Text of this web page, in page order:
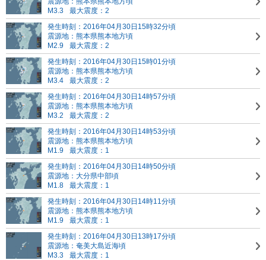
M3.3
最大震度：2
発生時刻：2016年04月30日15時32分頃
震源地：熊本県熊本地方頃
M2.9
最大震度：2
発生時刻：2016年04月30日15時01分頃
震源地：熊本県熊本地方頃
M3.4
最大震度：2
発生時刻：2016年04月30日14時57分頃
震源地：熊本県熊本地方頃
M3.2
最大震度：2
発生時刻：2016年04月30日14時53分頃
震源地：熊本県熊本地方頃
M1.9
最大震度：1
発生時刻：2016年04月30日14時50分頃
震源地：大分県中部頃
M1.8
最大震度：1
発生時刻：2016年04月30日14時11分頃
震源地：熊本県熊本地方頃
M1.9
最大震度：1
発生時刻：2016年04月30日13時17分頃
震源地：奄美大島近海頃
M3.3
最大震度：1